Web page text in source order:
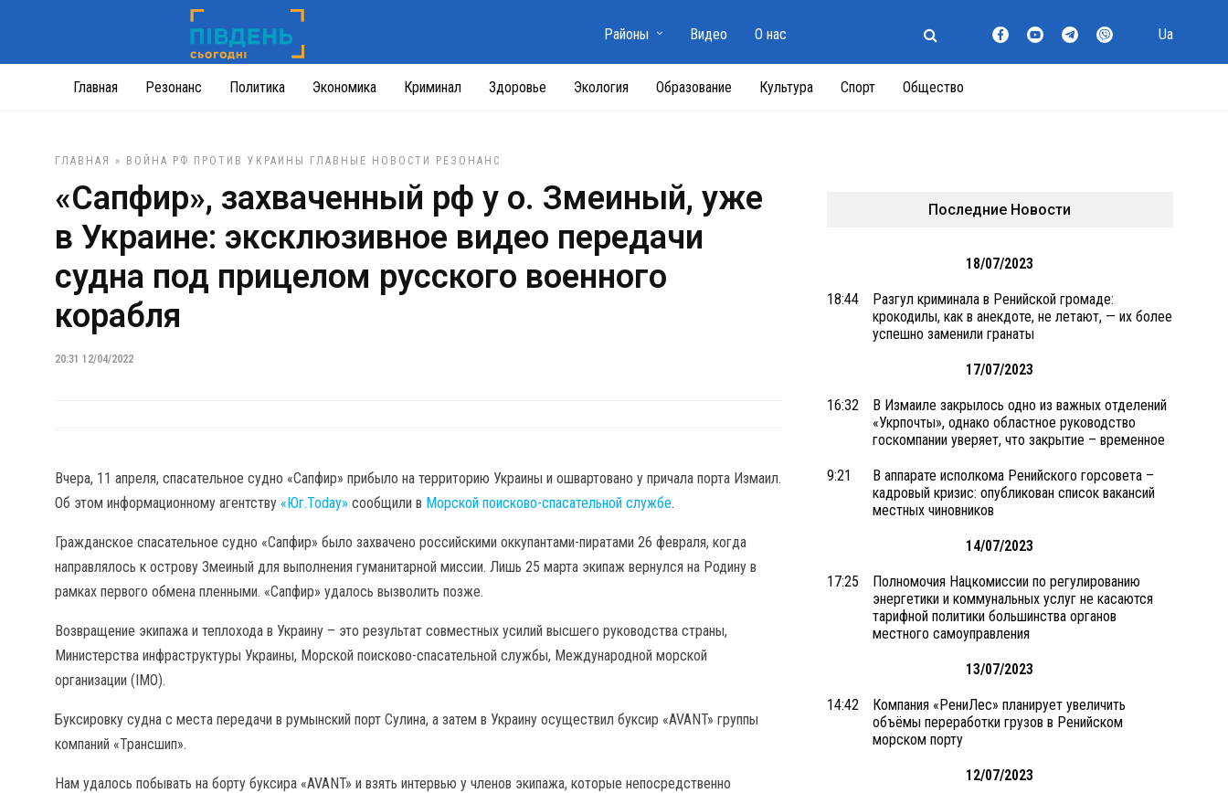
Главная Резонанс Политика Экономика Криминал Здоровье Экология Образование Культура Спорт Общество
Районы Видео О нас Ua
ГЛАВНАЯ » ВОЙНА РФ ПРОТИВ УКРАИНЫ ГЛАВНЫЕ НОВОСТИ РЕЗОНАНС
«Сапфир», захваченный рф у о. Змеиный, уже
в Украине: эксклюзивное видео передачи
судна под прицелом русского военного
корабля
20:31 12/04/2022
Вчера, 11 апреля, спасательное судно «Сапфир» прибыло на территорию Украины и ошвартовано у причала порта Измаил.
Об этом информационному агентству «Юг.Today» сообщили в Морской поисково-спасательной службе.
Гражданское спасательное судно «Сапфир» было захвачено российскими оккупантами-пиратами 26 февраля, когда
направлялось к острову Змеиный для выполнения гуманитарной миссии. Лишь 25 марта экипаж вернулся на Родину в
рамках первого обмена пленными. «Сапфир» удалось вызволить позже.
Возвращение экипажа и теплохода в Украину – это результат совместных усилий высшего руководства страны,
Министерства инфраструктуры Украины, Морской поисково-спасательной службы, Международной морской
организации (IMO).
Буксировку судна с места передачи в румынский порт Сулина, а затем в Украину осуществил буксир «AVANT» группы
компаний «Трансшип».
Нам удалось побывать на борту буксира «AVANT» и взять интервью у членов экипажа, которые непосредственно
Последние Новости
18/07/2023
18:44
Разгул криминала в Ренийской громаде:
крокодилы, как в анекдоте, не летают, — их более
успешно заменили гранаты
17/07/2023
16:32
В Измаиле закрылось одно из важных отделений
«Укрпочты», однако областное руководство
госкомпании уверяет, что закрытие – временное
9:21
В аппарате исполкома Ренийского горсовета –
кадровый кризис: опубликован список вакансий
местных чиновников
14/07/2023
17:25
Полномочия Нацкомиссии по регулированию
энергетики и коммунальных услуг не касаются
тарифной политики большинства органов
местного самоуправления
13/07/2023
14:42
Компания «РениЛес» планирует увеличить
объёмы переработки грузов в Ренийском
морском порту
12/07/2023